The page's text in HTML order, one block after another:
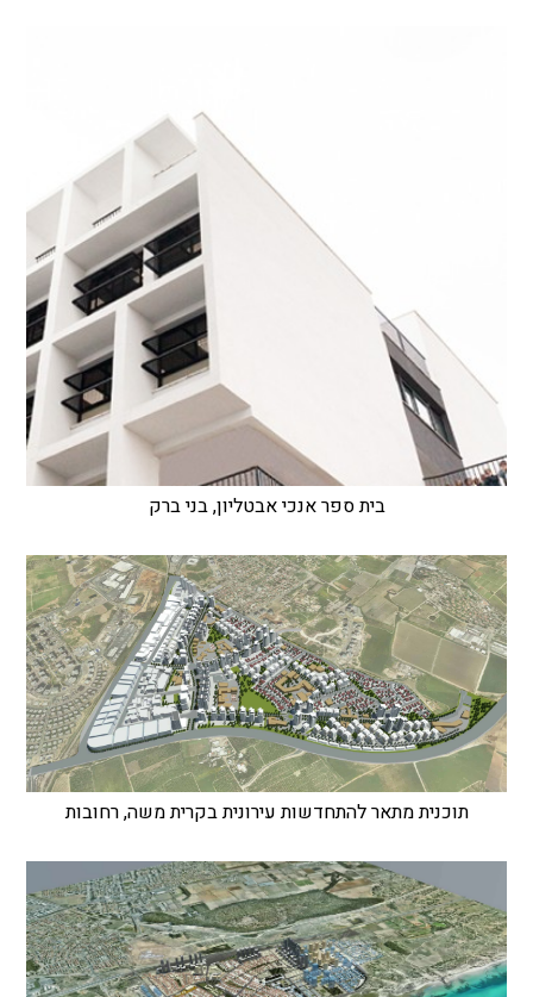
בית ספר אנכי אבטליון, בני ברק
תוכנית מתאר להתחדשות עירונית בקרית משה, רחובות